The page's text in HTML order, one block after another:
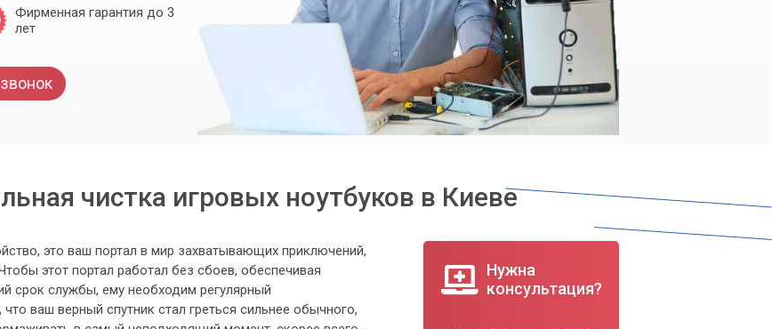
Фирменная гарантия до 3
лет
чистка игровых ноутбуков в Киеве
это ваш портал в мир захватывающих приключений,
этот портал работал без сбоев, обеспечивая
срок службы, ему необходим регулярный
ваш верный спутник стал греться сильнее обычного,
Нужна
консультация?